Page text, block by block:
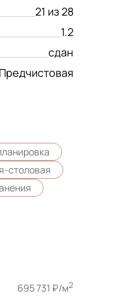
21 из 28
1.2
сдан
Предчистовая
столовая
695 731 ₽/м2